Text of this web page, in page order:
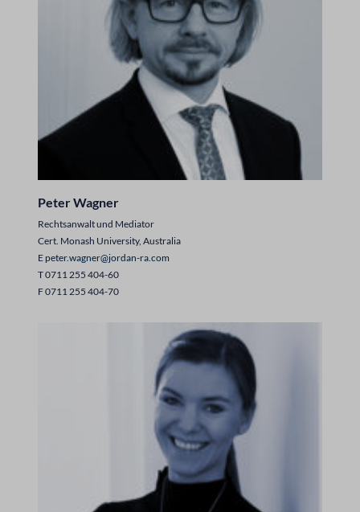
Peter Wagner
Rechtsanwalt und Mediator
Cert. Monash University, Australia
Epeter.wagner@jordan-ra.com
T 0711 255 404-60
F 0711 255 404-70